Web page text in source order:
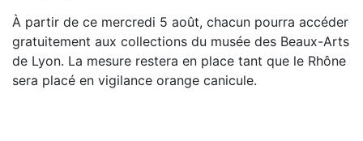
À partir de ce mercredi 5 août, chacun pourra accéder
gratuitement aux collections du musée des Beaux-Arts
de Lyon. La mesure restera en place tant que le Rhône
sera placé en vigilance orange canicule.